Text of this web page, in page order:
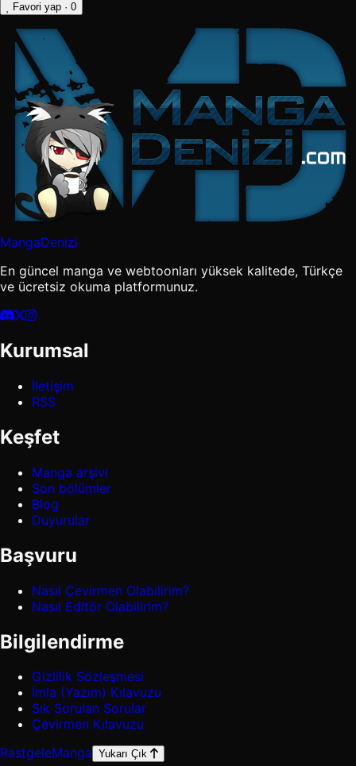
Favori yap · 0
MangaDenizi
En güncel manga ve webtoonları yüksek kalitede, Türkçe
ve ücretsiz okuma platformunuz.
Kurumsal
İletişim
RSS
Keşfet
Manga arşivi
Son bölümler
Blog
Duyurular
Başvuru
Nasıl Çevirmen Olabilirim?
Nasıl Editör Olabilirim?
Bilgilendirme
Gizlilik Sözleşmesi
İmla (Yazım) Kılavuzu
Sık Sorulan Sorular
Çevirmen Kılavuzu
RastgeleManga Yukarı Çık